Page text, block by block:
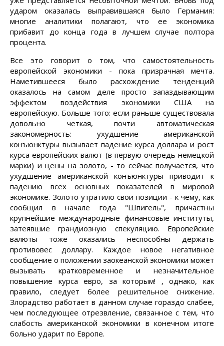
ударом оказалась выправившаяся было Германия:
многие аналитики полагают, что ее экономика
прибавит до конца года в лучшем случае полтора
процента.
Все это говорит о том, что самостоятельность
европейской экономики - пока призрачная мечта.
Наметившееся было расхождение тенденций
оказалось на самом деле просто запаздывающим
эффектом воздействия экономики США на
европейскую. Больше того: если раньше существовала
довольно четкая, почти автоматическая
закономерность: ухудшение американской
конъюнктуры вызывает падение курса доллара и рост
курса европейских валют (в первую очередь немецкой
марки) и цены на золото, - то сейчас получается, что
ухудшение американской конъюнктуры приводит к
падению всех основных показателей в мировой
экономике. Золото утратило свои позиции - к чему, как
сообщил в начале года "Шпигель", причастны
крупнейшие международные финансовые институты,
затеявшие грандиозную спекуляцию. Европейские
валюты тоже оказались неспособны держать
противовес доллару. Каждое новое негативное
сообщение о положении заокеанской экономики может
вызывать кратковременное и незначительное
повышение курса евро, за которым! , однако, как
правило, следует более решительное снижение.
Злорадство работает в данном случае гораздо слабее,
чем последующее отрезвление, связанное с тем, что
слабость американской экономики в конечном итоге
больно ударит по Европе.